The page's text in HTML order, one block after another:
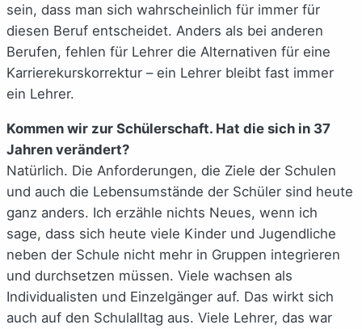
sein, dass man sich wahrscheinlich für immer für
diesen Beruf entscheidet. Anders als bei anderen
Berufen, fehlen für Lehrer die Alternativen für eine
Karrierekurskorrektur – ein Lehrer bleibt fast immer
ein Lehrer.
Kommen wir zur Schülerschaft. Hat die sich in 37
Jahren verändert?
Natürlich. Die Anforderungen, die Ziele der Schulen
und auch die Lebensumstände der Schüler sind heute
ganz anders. Ich erzähle nichts Neues, wenn ich
sage, dass sich heute viele Kinder und Jugendliche
neben der Schule nicht mehr in Gruppen integrieren
und durchsetzen müssen. Viele wachsen als
Individualisten und Einzelgänger auf. Das wirkt sich
auch auf den Schulalltag aus. Viele Lehrer, das war